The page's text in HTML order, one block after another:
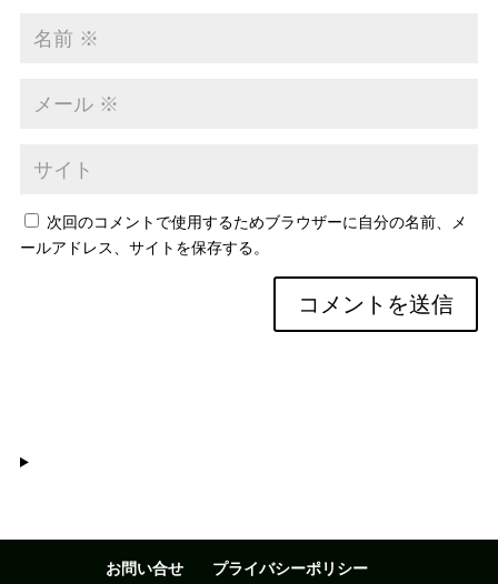
次回のコメントで使用するためブラウザーに自分の名前、メ
ールアドレス、サイトを保存する。
お問い合せ プライバシーポリシー